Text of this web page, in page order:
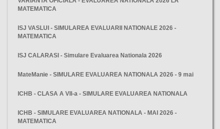
MATEMATICA
ISJ VASLUI - SIMULAREA EVALUARII NATIONALE 2026 -
MATEMATICA
ISJ CALARASI - Simulare Evaluarea Nationala 2026
MateManie - SIMULARE EVALUAREA NATIONALA 2026 - 9 mai
ICHB - CLASA A VII-a - SIMULARE EVALUAREA NATIONALA
ICHB - SIMULARE EVALUAREA NATIONALA - MAI 2026 -
MATEMATICA